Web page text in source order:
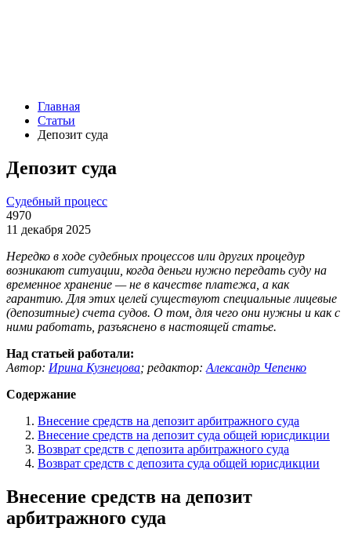
Главная
Статьи
Депозит суда
Депозит суда
Судебный процесс
4970
11 декабря 2025
Нередко в ходе судебных процессов или других процедур
возникают ситуации, когда деньги нужно передать суду на
временное хранение — не в качестве платежа, а как
гарантию. Для этих целей существуют специальные лицевые
(депозитные) счета судов. О том, для чего они нужны и как с
ними работать, разъяснено в настоящей статье.
Над статьей работали:
Автор: Ирина Кузнецова; редактор: Александр Чепенко
Содержание
Внесение средств на депозит арбитражного суда
Внесение средств на депозит суда общей юрисдикции
Возврат средств с депозита арбитражного суда
Возврат средств с депозита суда общей юрисдикции
Внесение средств на депозит
арбитражного суда